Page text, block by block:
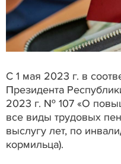
С 1 мая 2023 г. в
Президента
2023 г. № 107 «О
все виды трудовых
выслугу лет, по
кормильца).